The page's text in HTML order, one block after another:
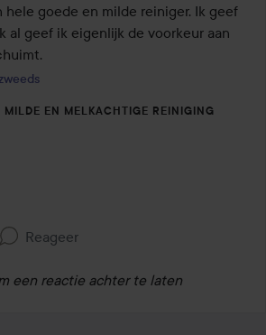
hele goede en milde reiniger. Ik geef
al geef ik eigenlijk de voorkeur aan
MILDE EN MELKACHTIGE REINIGING
Reageer
een reactie achter te laten